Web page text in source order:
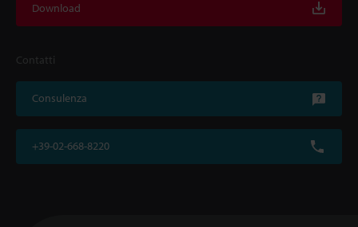
Download
Contatti
Consulenza
+39-02-668-8220